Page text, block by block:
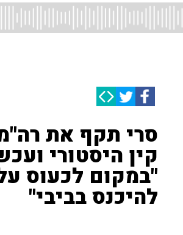
קין היסטורי
"במקום לכעוס
להיכנס בביבי"